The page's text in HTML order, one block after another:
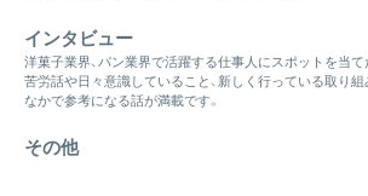
インタビュー
洋菓子業界、パン業界で活躍する仕事人にスポットを当
苦労話や日々意識していること、新しく行っている取り組
なかで参考になる話が満載です。
その他